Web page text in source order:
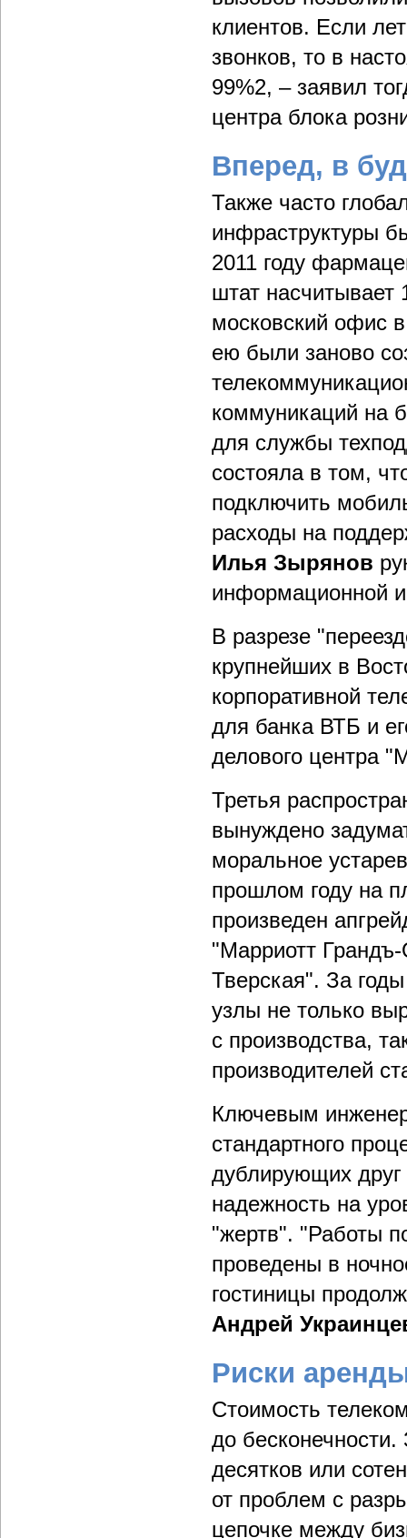
клиентов. Если
звонков, то в
99%2, – заявил
центра блока
Вперед, в
Также часто
инфраструктуры
2011 году
штат насчитывает
московский офис
ею были заново
коммуникаций на
для службы
состояла в том,
подключить
расходы на
Илья Зырянов
информационной
В разрезе
крупнейших в
корпоративной
для банка ВТБ и
делового центра
Третья
вынуждено
моральное
прошлом году на
произведен
"Марриотт
Тверская". За
узлы не только
с производства,
производителей
Ключевым
стандартного
дублирующих друг
надежность на
"жертв". "Работы
проведены в
гостиницы
Андрей
Риски
Стоимость
до бесконечности.
десятков или
от проблем с
цепочке между